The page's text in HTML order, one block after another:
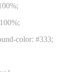
color: #333;